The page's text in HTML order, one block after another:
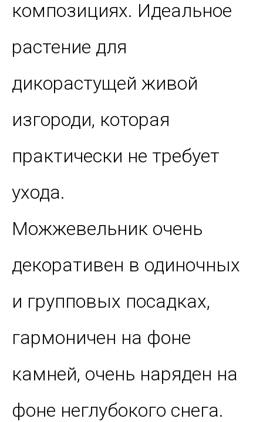
композициях. Идеальное
растение для
дикорастущей живой
изгороди, которая
практически не требует
ухода.
Можжевельник очень
декоративен в одиночных
и групповых посадках,
гармоничен на фоне
камней, очень наряден на
фоне неглубокого снега.